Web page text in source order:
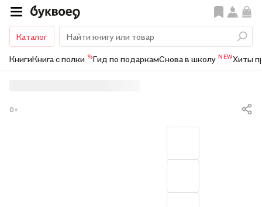
Каталог
КнигиКнига с полки %Гид по подаркамСнова в школу NEWХиты
0+